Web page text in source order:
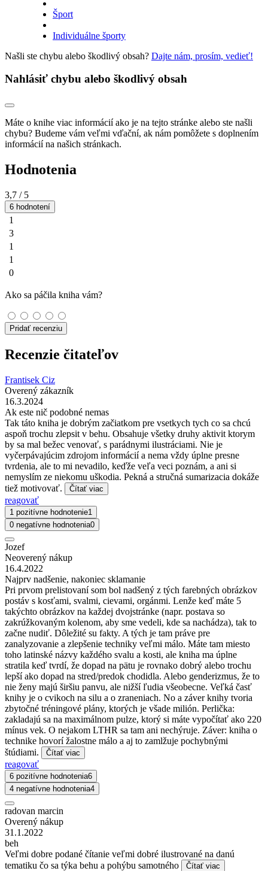
Šport
Individuálne športy
Našli ste chybu alebo škodlivý obsah? Dajte nám, prosím, vedieť!
Nahlásiť chybu alebo škodlivý obsah
Máte o knihe viac informácií ako je na tejto stránke alebo ste našli
chybu? Budeme vám veľmi vďační, ak nám pomôžete s doplnením
informácií na našich stránkach.
Hodnotenia
3,7 / 5
6 hodnotení
1
3
1
1
0
Ako sa páčila kniha vám?
Pridať recenziu
Recenzie čitateľov
Frantisek Ciz
Overený zákazník
16.3.2024
Ak este nič podobné nemas
Tak táto kniha je dobrým začiatkom pre vsetkych tych co sa chcú
aspoň trochu zlepsit v behu. Obsahuje všetky druhy aktivit ktorym
by sa mal bežec venovať, s parádnymi ilustráciami. Nie je
vyčerpávajúcim zdrojom informácií a nema vždy úplne presne
tvrdenia, ale to mi nevadilo, keďže veľa veci poznám, a ani si
nemyslím ze niekomu uškodia. Pekná a stručná sumarizacia dokáže
tiež motivovať.
Čítať viac
reagovať
1 pozitívne hodnotenie1
0 negatívne hodnotenia0
Jozef
Neoverený nákup
16.4.2022
Najprv nadšenie, nakoniec sklamanie
Pri prvom prelistovaní som bol nadšený z tých farebných obrázkov
postáv s kosťami, svalmi, cievami, orgánmi. Lenže keď máte 5
takýchto obrázkov na každej dvojstránke (napr. postava so
zakrúžkovaným kolenom, aby sme vedeli, kde sa nachádza), tak to
začne nudiť. Dôležité su fakty. A tých je tam práve pre
zanalyzovanie a zlepšenie techniky veľmi málo. Máte tam miesto
toho latinské názvy každého svalu a kosti, ale kniha ma úplne
stratila keď tvrdí, že dopad na pätu je rovnako dobrý alebo trochu
lepší ako dopad na stred/predok chodidla. Alebo genderizmus, že to
nie ženy majú širšiu panvu, ale nižší ľudia všeobecne. Veľká časť
knihy je o cvikoch na silu a o zraneniach. No a záver knihy tvoria
zbytočné tréningové plány, ktorých je všade milión. Perlička:
zakladajú sa na maximálnom pulze, ktorý si máte vypočítať ako 220
mínus vek. O nejakom LTHR sa tam ani nechýruje. Záver: kniha o
technike hovorí žalostne málo a aj to zamlžuje pochybnými
štúdiami.
Čítať viac
reagovať
6 pozitívne hodnotenia6
4 negatívne hodnotenia4
radovan marcin
Overený nákup
31.1.2022
beh
Veľmi dobre podané čítanie veľmi dobré ilustrované na danú
tematiku čo sa týka behu a pohýbu samotného
Čítať viac